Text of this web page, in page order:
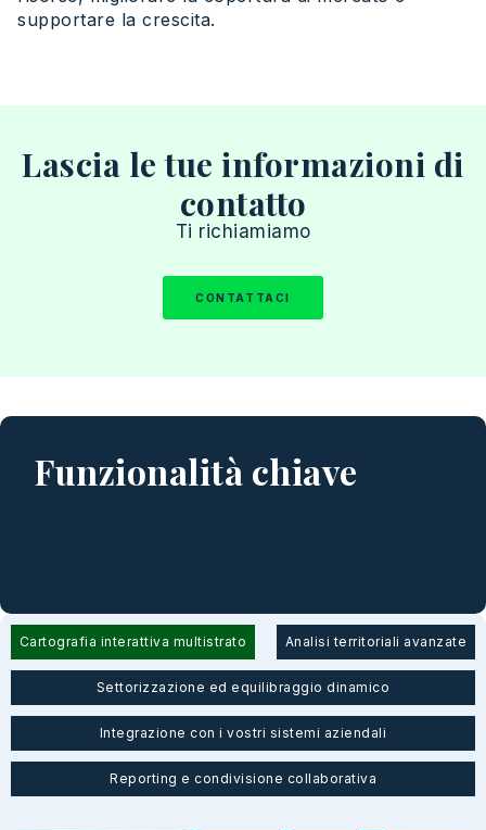
supportare la crescita.
Lascia le tue informazioni di
contatto
Ti richiamiamo
CONTATTACI
Funzionalità chiave
Cartografia interattiva multistrato Analisi territoriali avanzate
Settorizzazione ed equilibraggio dinamico
Integrazione con i vostri sistemi aziendali
Reporting e condivisione collaborativa